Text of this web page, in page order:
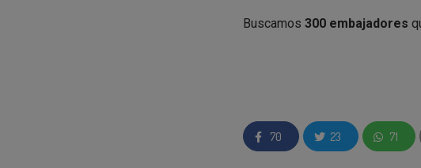
Buscamos 300 embajadores
2 packs deAsevi Bands
70 23 71